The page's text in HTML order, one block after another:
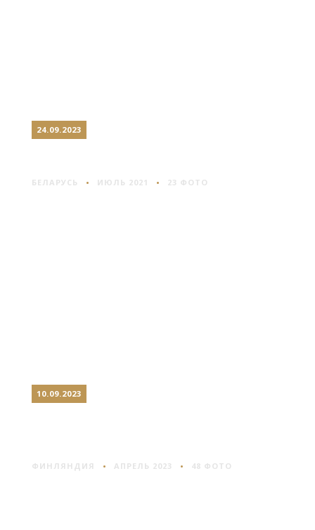
24.09.2023
БЕЛАРУСЬ ИЮЛЬ 2021 23 ФОТО
10.09.2023
ФИНЛЯНДИЯ АПРЕЛЬ 2023 48 ФОТО